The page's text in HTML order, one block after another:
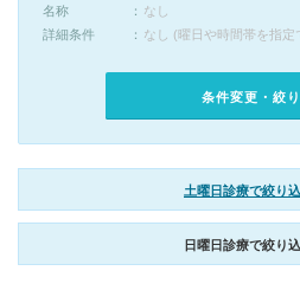
名称
なし
詳細条件
なし (曜日や時間帯を指定
条件変更・絞
土曜日診療で絞り
日曜日診療で絞り